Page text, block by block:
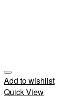
Add to wishlist
Quick View